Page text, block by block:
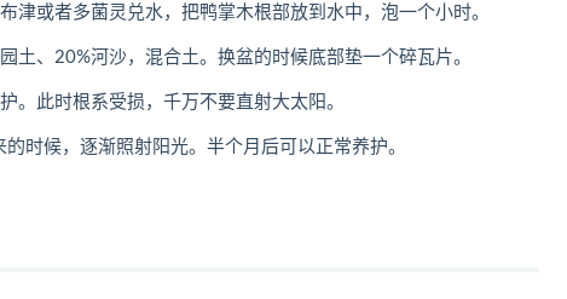
或者多菌灵兑水，把鸭掌木根部放到水中，泡一个小时。
、20%河沙，混合土。换盆的时候底部垫一个碎瓦片。
。此时根系受损，千万不要直射大太阳。
时候，逐渐照射阳光。半个月后可以正常养护。